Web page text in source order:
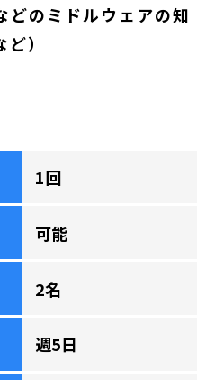
のミドルウェアの知
）
1回
可能
2名
週5日